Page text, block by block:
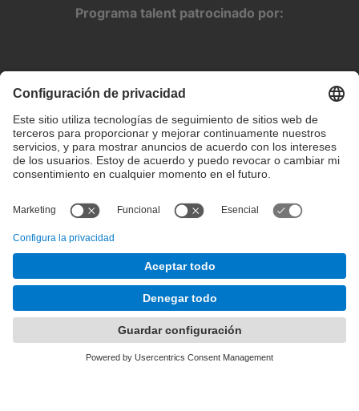
Programa talent patrocinado por:
Configuración de privacidad
Condiciones de uso